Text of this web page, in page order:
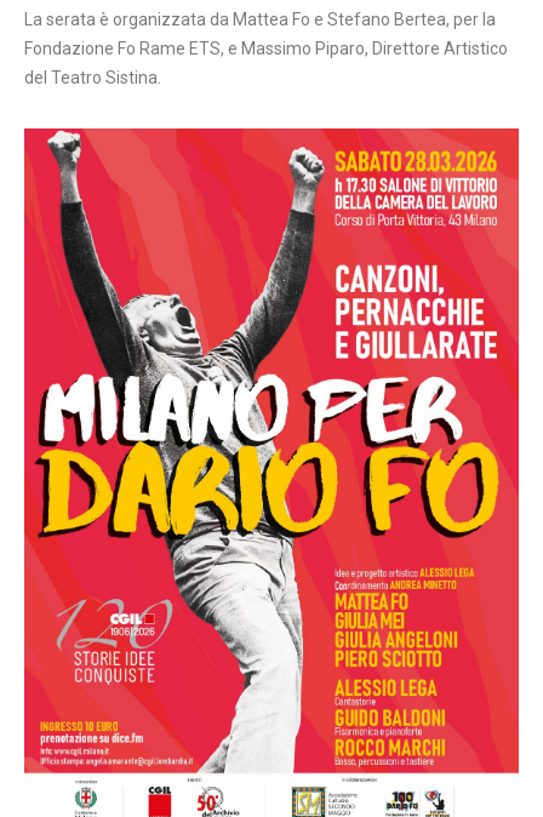
La serata è organizzata da Mattea Fo e Stefano Bertea, per la
Fondazione Fo Rame ETS, e Massimo Piparo, Direttore Artistico
del Teatro Sistina.